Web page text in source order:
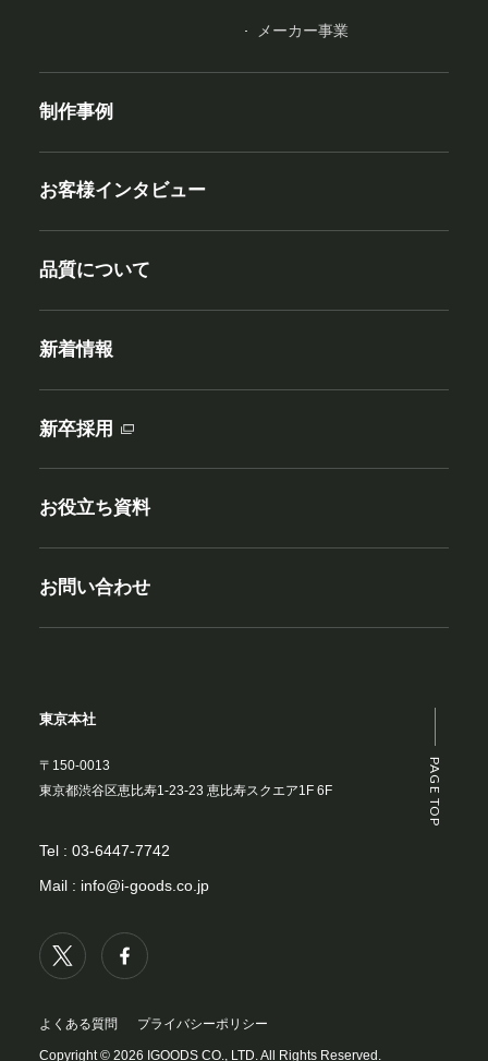
PAGE TOP
メーカー事業
制作事例
お客様インタビュー
品質について
新着情報
新卒採用
お役立ち資料
お問い合わせ
東京本社
〒150-0013
東京都渋谷区恵比寿1-23-23 恵比寿スクエア1F 6F
Tel : 03-6447-7742
Mail : info@i-goods.co.jp
Copyright © 2026 IGOODS CO., LTD. All Rights Reserved.
よくある質問 プライバシーポリシー